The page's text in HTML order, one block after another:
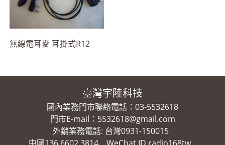
無線電耳麥 耳掛式R12
臺灣宇陸科技
國內業務門市聯絡電話：03-5532618
門市E-mail：5532618@gmail.com
外銷業務電話: 台灣0931-150015